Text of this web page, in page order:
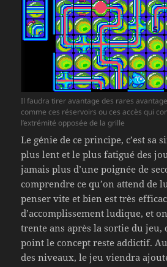
Il faudra tirer avantage des rares
comme ces réservoirs ou ces accès qui
l’extrémité opposée de la grille
Le génie de ce principe, c’est sa
plus lent et le plus fatigué des
jamais plus d’une poignée de
comprendre ce qu’on attend de
penser vite et bien est très
d’accomplissement ludique, et
trente ans après la sortie du jeu,
point le concept reste addictif.
des niveaux, le jeu viendra